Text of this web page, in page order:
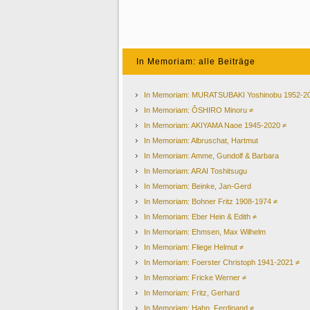
In Memoriam: alle Beiträge
In Memoriam: MURATSUBAKI Yoshinobu 1952-
In Memoriam: ÔSHIRO Minoru ≠
In Memoriam: AKIYAMA Naoe 1945-2020 ≠
In Memoriam: Albruschat, Hartmut
In Memoriam: Amme, Gundolf & Barbara
In Memoriam: ARAI Toshitsugu
In Memoriam: Beinke, Jan-Gerd
In Memoriam: Bohner Fritz 1908-1974 ≠
In Memoriam: Eber Hein & Edith ≠
In Memoriam: Ehmsen, Max Wilhelm
In Memoriam: Fliege Helmut ≠
In Memoriam: Foerster Christoph 1941-2021 ≠
In Memoriam: Fricke Werner ≠
In Memoriam: Fritz, Gerhard
In Memoriam: Hahn, Ferdinand ≠